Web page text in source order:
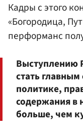
Кадры с этого
«Богородица,
перформанс
Выступлению
стать
политике,
содержания в
больше, чем